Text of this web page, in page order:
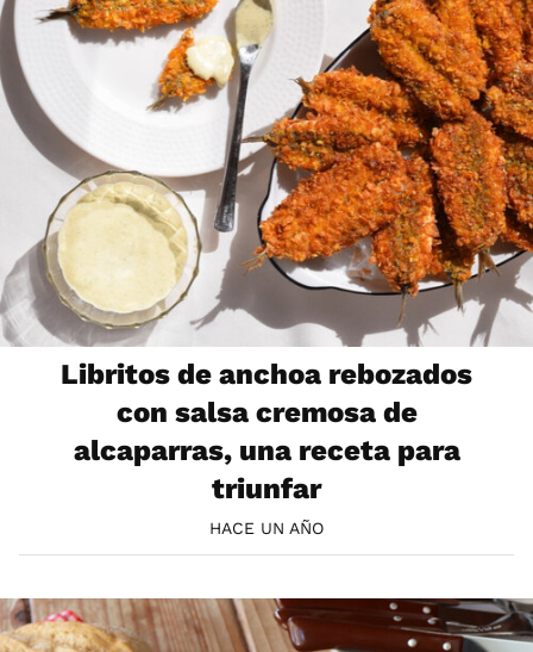
Libritos de anchoa rebozados
con salsa cremosa de
alcaparras, una receta para
triunfar
HACE UN AÑO